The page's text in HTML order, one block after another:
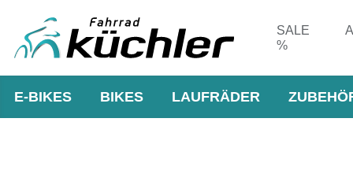
SALE
%
E-BIKES BIKES LAUFRÄDER